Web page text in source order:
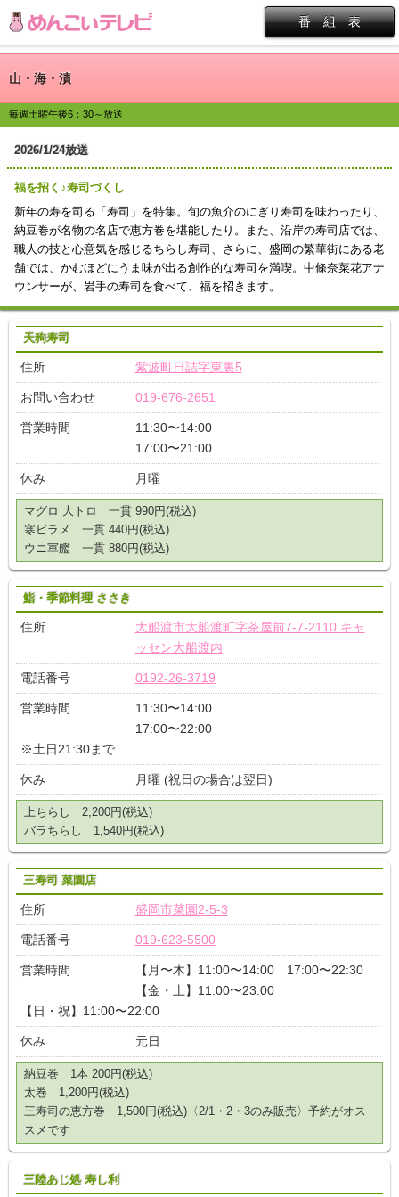
番 組 表
山・海・漬
毎週土曜午後6：30～放送
2026/1/24放送
福を招く♪寿司づくし
新年の寿を司る「寿司」を特集。旬の魚介のにぎり寿司を味わったり、
納豆巻が名物の名店で恵方巻を堪能したり。また、沿岸の寿司店では、
職人の技と心意気を感じるちらし寿司、さらに、盛岡の繁華街にある老
舗では、かむほどにうま味が出る創作的な寿司を満喫。中條奈菜花アナ
ウンサーが、岩手の寿司を食べて、福を招きます。
天狗寿司
住所 紫波町日詰字東裏5
お問い合わせ 019-676-2651
営業時間
11:30〜14:00
17:00〜21:00
休み 月曜
マグロ 大トロ 一貫 990円(税込)
寒ビラメ 一貫 440円(税込)
ウニ軍艦 一貫 880円(税込)
鮨・季節料理 ささき
住所
大船渡市大船渡町字茶屋前7-7-2110 キャ
ッセン大船渡内
電話番号 0192-26-3719
営業時間
11:30〜14:00
17:00〜22:00
※土日21:30まで
休み 月曜 (祝日の場合は翌日)
上ちらし 2,200円(税込)
バラちらし 1,540円(税込)
三寿司 菜園店
住所 盛岡市菜園2-5-3
電話番号 019-623-5500
営業時間
【月〜木】11:00〜14:00 17:00〜22:30
【金・土】11:00〜23:00
【日・祝】11:00〜22:00
休み 元日
納豆巻 1本 200円(税込)
太巻 1,200円(税込)
三寿司の恵方巻 1,500円(税込)〈2/1・2・3のみ販売〉予約がオス
スメです
三陸あじ処 寿し利